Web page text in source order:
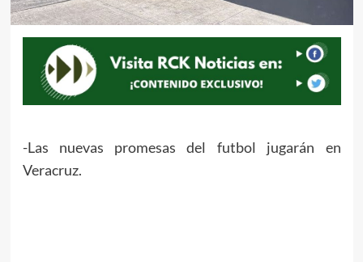
-Las nuevas promesas del futbol jugarán en
Veracruz.